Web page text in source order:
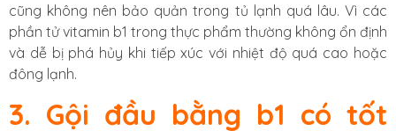
cũng không nên bảo quản trong tủ lạnh quá lâu. Vì các
phần tử vitamin b1 trong thực phẩm thường không ổn định
và dễ bị phá hủy khi tiếp xúc với nhiệt độ quá cao hoặc
đông lạnh.
3. Gội đầu bằng b1 có tốt